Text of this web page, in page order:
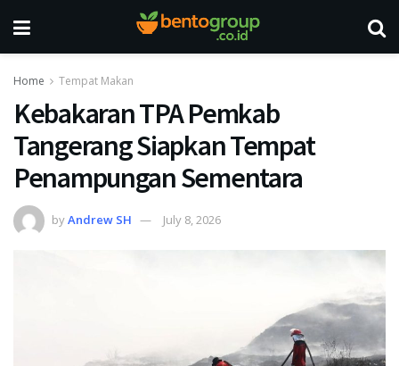
Home Tempat Makan
Kebakaran TPA Pemkab
Tangerang Siapkan Tempat
Penampungan Sementara
byAndrew SH July 8, 2026